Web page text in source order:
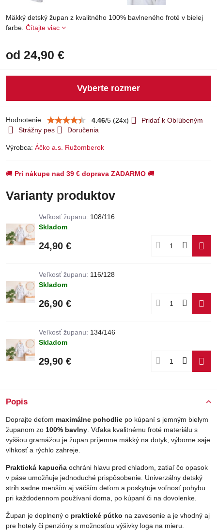
Mäkký detský župan z kvalitného 100% bavlneného froté v bielej
farbe. Čítajte viac
od 24,90 €
Vyberte rozmer
Hodnotenie 4.46/5 (24x)
Pridať k Obľúbeným
Strážny pes
Doručenia
Výrobca: Áčko a.s. Ružomberok
🚚 Pri nákupe nad 39 € doprava ZADARMO 🚚
Varianty produktov
Veľkosť županu: 108/116
Skladom
24,90 €
Veľkosť županu: 116/128
Skladom
26,90 €
Veľkosť županu: 134/146
Skladom
29,90 €
Popis
Doprajte deťom maximálne pohodlie po kúpaní s jemným bielym
županom zo 100% bavlny . Vďaka kvalitnému froté materiálu s
vyššou gramážou je župan príjemne mäkký na dotyk, výborne saje
vlhkosť a rýchlo zahreje.
Praktická kapucňa ochráni hlavu pred chladom, zatiaľ čo opasok
v páse umožňuje jednoduché prispôsobenie. Univerzálny detský
strih sadne menším aj väčším deťom a poskytuje voľnosť pohybu
pri každodennom používaní doma, po kúpaní či na dovolenke.
Župan je doplnený o praktické pútko na zavesenie a je vhodný aj
pre hotely či penzióny s možnosťou výšivky loga na mieru.